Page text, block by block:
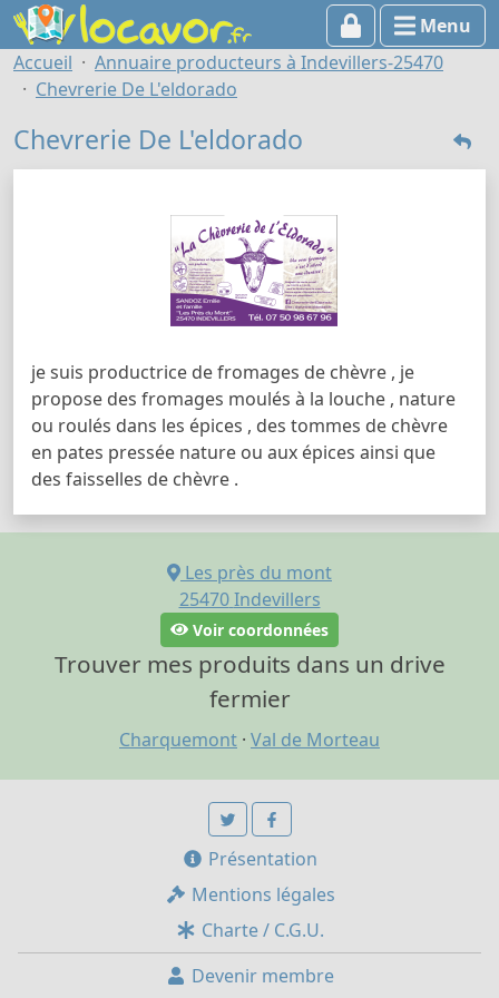
Menu
Accueil
Annuaire producteurs à Indevillers-25470
Chevrerie De L'eldorado
Chevrerie De L'eldorado
je suis productrice de fromages de chèvre , je
propose des fromages moulés à la louche , nature
ou roulés dans les épices , des tommes de chèvre
en pates pressée nature ou aux épices ainsi que
des faisselles de chèvre .
Les près du mont
25470 Indevillers
Voir coordonnées
Trouver mes produits dans un drive
fermier
Charquemont · Val de Morteau
Présentation
Mentions légales
Charte / C.G.U.
Devenir membre